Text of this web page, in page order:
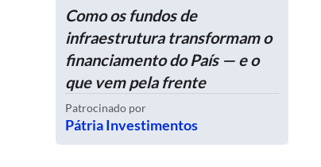
Como os fundos de
infraestrutura transformam o
financiamento do País — e o
que vem pela frente
Patrocinado por
Pátria Investimentos